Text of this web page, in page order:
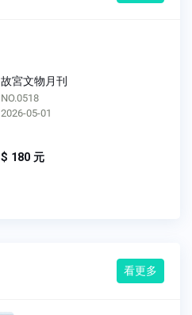
故宮文物月刊
NO.0517
2026-04-01
$ 180 元
看更多